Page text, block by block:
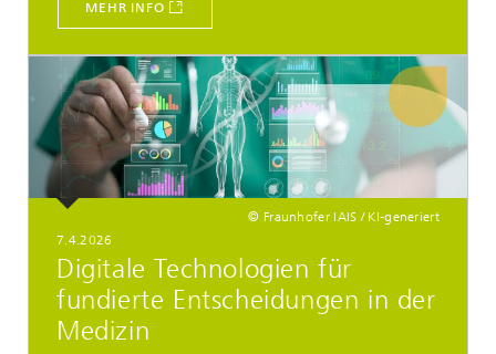
MEHR INFO
© Fraunhofer IAIS / KI-generiert
7.4.2026
Digitale Technologien für
fundierte Entscheidungen in der
Medizin